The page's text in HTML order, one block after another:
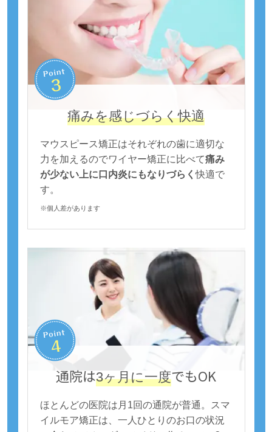
痛みを感じづらく快適
マウスピース矯正はそれぞれの歯に適切な
力を加えるのでワイヤー矯正に比べて痛み
が少ない上に口内炎にもなりづらく快適で
す。
※個人差があります
通院は3ヶ月に一度でもOK
ほとんどの医院は月1回の通院が普通。スマ
イルモア矯正は、一人ひとりのお口の状況